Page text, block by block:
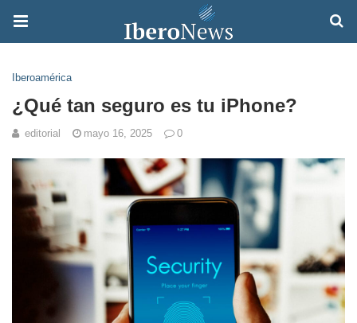
Iberoamérica
¿Qué tan seguro es tu iPhone?
editorial mayo 16, 2025 0